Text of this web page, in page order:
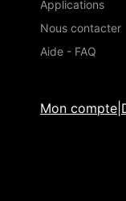
Applications
Nous contacter
Aide - FAQ
Mon compte